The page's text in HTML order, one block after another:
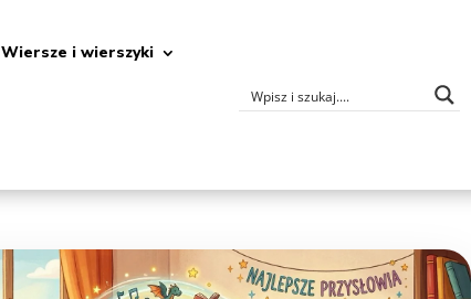
Wiersze i wierszyki